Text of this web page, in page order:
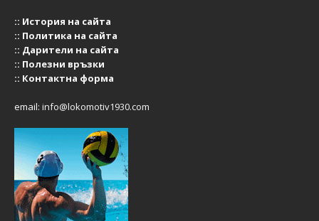
:: История на сайта
:: Политика на сайта
:: Дарители на сайта
:: Полезни връзки
:: Контактна форма
email: info@lokomotiv1930.com